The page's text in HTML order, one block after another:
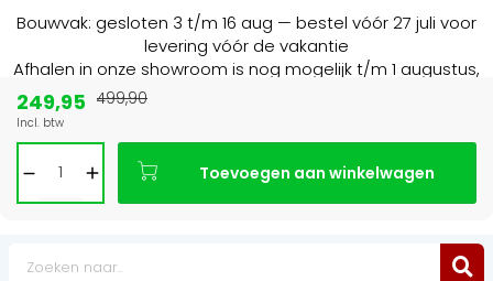
Bouwvak: gesloten 3 t/m 16 aug — bestel vóór 27 juli voor
levering vóór de vakantie
Afhalen in onze showroom is nog mogelijk t/m 1 augustus,
249,95
Incl. btw
499,90
Toevoegen aan winkelwagen